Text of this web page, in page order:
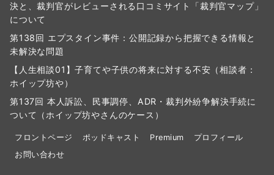
決と、裁判官がレビューされる口コミサイト「裁判官マップ」
について
第138回 エプスタイン事件：公開記録から把握できる情報と
未解決な問題
【人生相談01】子育てや子供の将来に対する不安（相談者：
ホイップ坊や）
第137回 本人訴訟、民事調停、ADR・裁判外紛争解決手続に
ついて（ホイップ坊やさんのケース）
フロントページ ポッドキャスト Premium
プロフィール
お問い合わせ